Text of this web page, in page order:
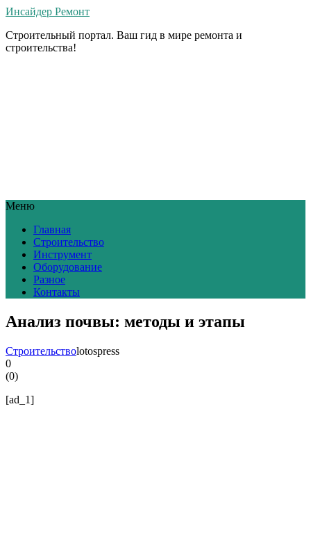
Инсайдер Ремонт
Строительный портал. Ваш гид в мире ремонта и
строительства!
Меню
Главная
Строительство
Инструмент
Оборудование
Разное
Контакты
Анализ почвы: методы и этапы
Строительствоlotospress
0
(0)
[ad_1]